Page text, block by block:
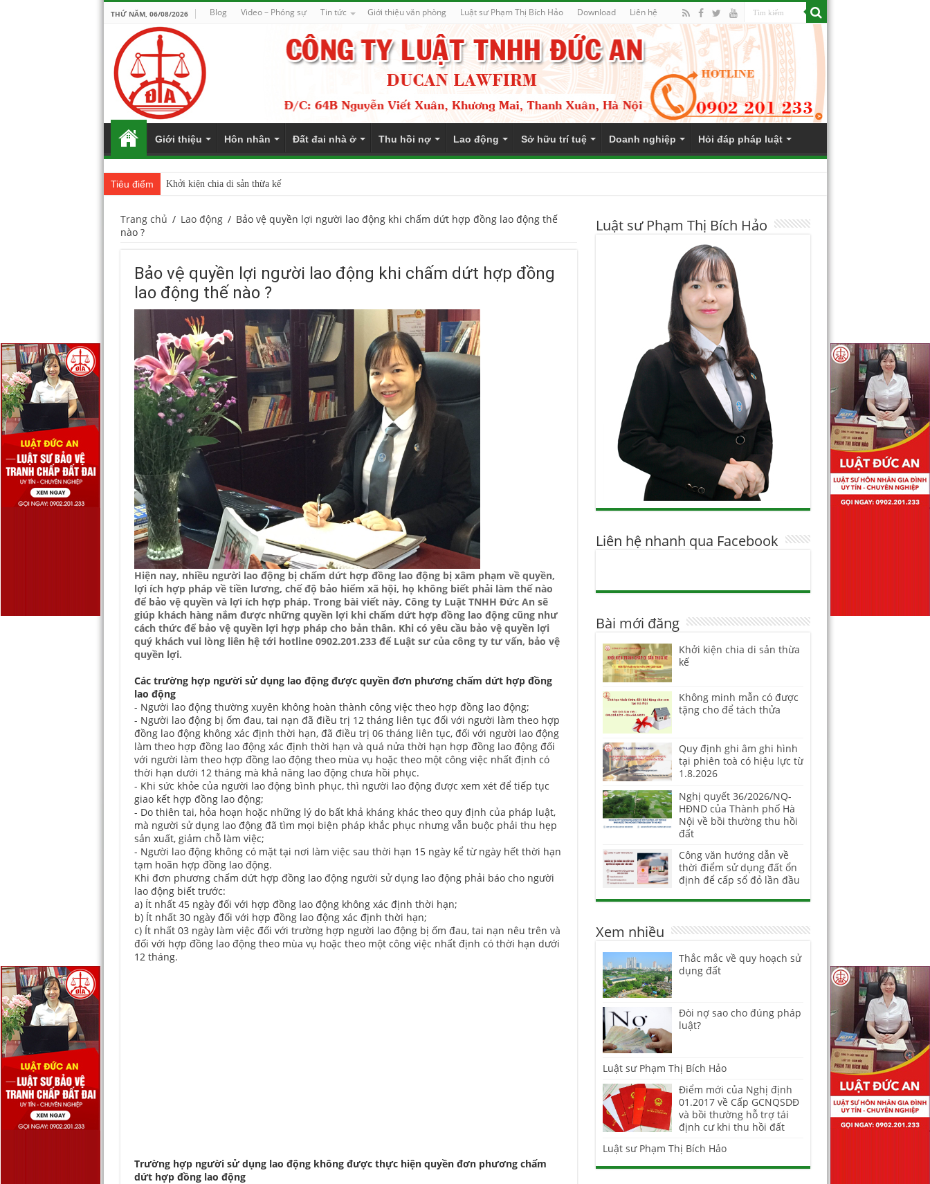
THỨ NĂM, 06/08/2026 Blog Video – Phóng sự Tin tức Giới thiệu văn phòng Luật sư Phạm Thị Bích Hảo Download Liên hệ
Giới thiệu Hôn nhân Đất đai nhà ở Thu hồi nợ Lao động Sở hữu trí tuệ Doanh nghiệp Hỏi đáp pháp luật
Tiêu điểm Khởi kiện chia di sản thừa kế
Trang chủ / Lao động / Bảo vệ quyền lợi người lao động khi chấm dứt hợp đồng lao động thế
nào ?
Bảo vệ quyền lợi người lao động khi chấm dứt hợp đồng
lao động thế nào ?
Hiện nay, nhiều người lao động bị chấm dứt hợp đồng lao động bị xâm phạm về quyền,
lợi ích hợp pháp về tiền lương, chế độ bảo hiểm xã hội, họ không biết phải làm thế nào
để bảo vệ quyền và lợi ích hợp pháp. Trong bài viết này, Công ty Luật TNHH Đức An sẽ
giúp khách hàng nắm được những quyền lợi khi chấm dứt hợp đồng lao động cũng như
cách thức để bảo vệ quyền lợi hợp pháp cho bản thân. Khi có yêu cầu bảo vệ quyền lợi
quý khách vui lòng liên hệ tới hotline 0902.201.233 để Luật sư của công ty tư vấn, bảo vệ
quyền lợi.
Các trường hợp người sử dụng lao động được quyền đơn phương chấm dứt hợp đồng
lao động
- Người lao động thường xuyên không hoàn thành công việc theo hợp đồng lao động;
- Người lao động bị ốm đau, tai nạn đã điều trị 12 tháng liên tục đối với người làm theo hợp
đồng lao động không xác định thời hạn, đã điều trị 06 tháng liên tục, đối với người lao động
làm theo hợp đồng lao động xác định thời hạn và quá nửa thời hạn hợp đồng lao động đối
với người làm theo hợp đồng lao động theo mùa vụ hoặc theo một công việc nhất định có
thời hạn dưới 12 tháng mà khả năng lao động chưa hồi phục.
- Khi sức khỏe của người lao động bình phục, thì người lao động được xem xét để tiếp tục
giao kết hợp đồng lao động;
- Do thiên tai, hỏa hoạn hoặc những lý do bất khả kháng khác theo quy định của pháp luật,
mà người sử dụng lao động đã tìm mọi biện pháp khắc phục nhưng vẫn buộc phải thu hẹp
sản xuất, giảm chỗ làm việc;
- Người lao động không có mặt tại nơi làm việc sau thời hạn 15 ngày kể từ ngày hết thời hạn
tạm hoãn hợp đồng lao động.
Khi đơn phương chấm dứt hợp đồng lao động người sử dụng lao động phải báo cho người
lao động biết trước:
a) Ít nhất 45 ngày đối với hợp đồng lao động không xác định thời hạn;
b) Ít nhất 30 ngày đối với hợp đồng lao động xác định thời hạn;
c) Ít nhất 03 ngày làm việc đối với trường hợp người lao động bị ốm đau, tai nạn nêu trên và
đối với hợp đồng lao động theo mùa vụ hoặc theo một công việc nhất định có thời hạn dưới
12 tháng.
Trường hợp người sử dụng lao động không được thực hiện quyền đơn phương chấm
dứt hợp đồng lao động
Luật sư Phạm Thị Bích Hảo
Liên hệ nhanh qua Facebook
Bài mới đăng
Khởi kiện chia di sản thừa
kế
Không minh mẫn có được
tặng cho để tách thửa
Quy định ghi âm ghi hình
tại phiên toà có hiệu lực từ
1.8.2026
Nghị quyết 36/2026/NQ-
HĐND của Thành phố Hà
Nội về bồi thường thu hồi
đất
Công văn hướng dẫn về
thời điểm sử dụng đất ổn
định để cấp sổ đỏ lần đầu
Xem nhiều
Thắc mắc về quy hoạch sử
dụng đất
Đòi nợ sao cho đúng pháp
luật?
Luật sư Phạm Thị Bích Hảo
Điểm mới của Nghị định
01.2017 về Cấp GCNQSDĐ
và bồi thường hỗ trợ tái
định cư khi thu hồi đất
Luật sư Phạm Thị Bích Hảo